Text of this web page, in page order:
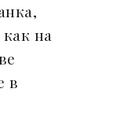
на
в